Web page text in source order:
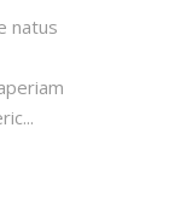
natus